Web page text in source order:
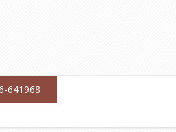
641968